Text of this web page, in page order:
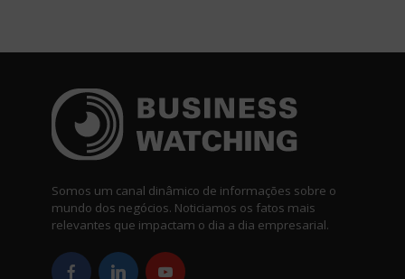
Somos um canal dinâmico de informações sobre o
mundo dos negócios. Noticiamos os fatos mais
relevantes que impactam o dia a dia empresarial.